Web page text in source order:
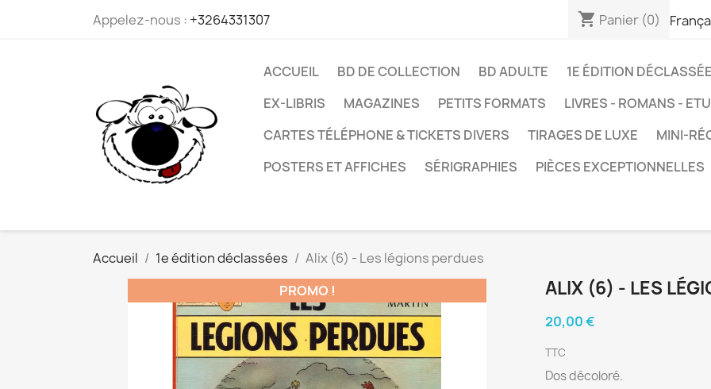
Appelez-nous : +3264331307 shopping_cart Panier (0)
ACCUEIL BD DE COLLECTION BD ADULTE 1E ÉDITION
EX-LIBRIS
MAGAZINES PETITS FORMATS LIVRES - ROMANS -
CARTES TÉLÉPHONE & TICKETS DIVERS
TIRAGES DE LUXE
MINI-
POSTERS ET AFFICHES
SÉRIGRAPHIES PIÈCES EXCEPTIONNELLES
Accueil 1e édition déclassées
Alix (6) - Les légions perdues
PROMO !
ALIX (6) - LES
20,00 €
TTC
Dos décoloré.